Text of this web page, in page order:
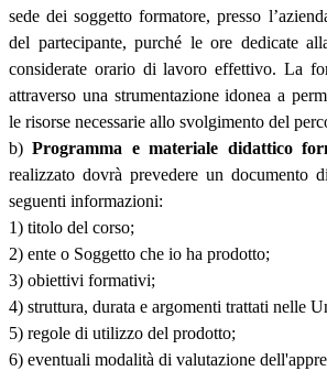
sede dei soggetto formatore, presso
del partecipante, purché le ore dedicate
considerate orario di lavoro effettivo. La
attraverso una strumentazione idonea a
le risorse necessarie allo svolgimento del
b)Programma e materiale didattico
realizzato dovrà prevedere un documento
seguenti informazioni:
1) titolo del corso;
2) ente o Soggetto che io ha prodotto;
3) obiettivi formativi;
4) struttura, durata e argomenti trattati nelle
5) regole di utilizzo del prodotto;
6) eventuali modalità di valutazione